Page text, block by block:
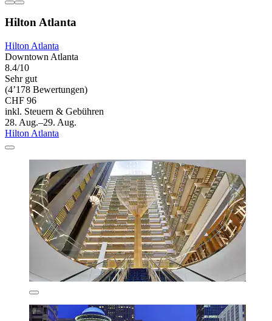
Hilton Atlanta
Hilton Atlanta
Downtown Atlanta
8.4/10
Sehr gut
(4’178 Bewertungen)
CHF 96
inkl. Steuern & Gebühren
28. Aug.–29. Aug.
Hilton Atlanta